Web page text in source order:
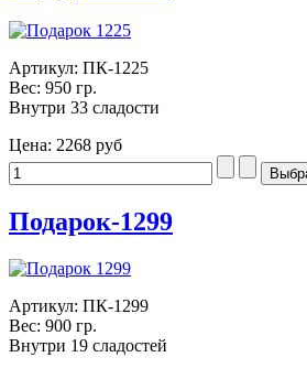
Артикул: ПК-1225
Вес: 950 гр.
Внутри 33 сладости
Цена: 2268 руб
Подарок-1299
Артикул: ПК-1299
Вес: 900 гр.
Внутри 19 сладостей